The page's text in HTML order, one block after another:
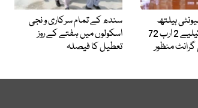
ہیلتھ
سروسز کمپنی کیلیے 2 ارب 72
گرانٹ منظور
سندھ کے تمام سرکاری و نجی
اسکولوں میں ہفتے کے روز
تعطیل کا فیصلہ